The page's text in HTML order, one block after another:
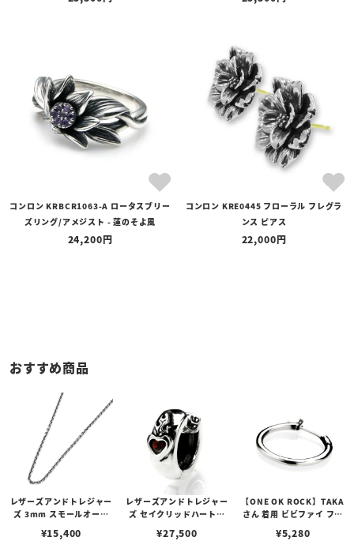
コンロン KRBCR1063-A ロータスブリー
ズリング/アメジスト - 蓮のそよ風
24,200
コンロン KRE0445 フローラル フレグラ
ンス ピアス
22,000
おすすめ商品
レザーズアンドトレジャー
ズ 3mm スモールオーバ
ブスタークラスプ＆LTロ
¥15,400
レザーズアンドトレジャー
ズ セイクリッドハートピ
¥27,500
【ONE OK ROCK】TAKA
さん 着用 ビビファイ フー
¥5,280